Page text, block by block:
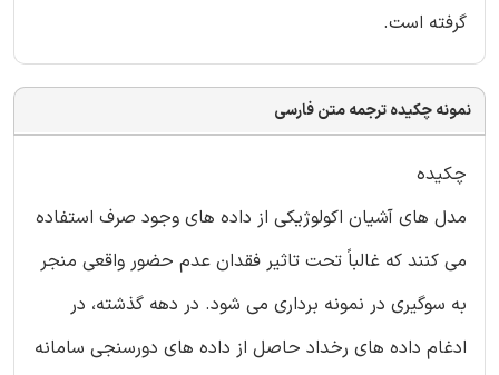
گرفته است.
نمونه چکیده ترجمه متن فارسی
چکیده
مدل های آشیان اکولوژیکی از داده های وجود صرف استفاده
می کنند که غالباً تحت تاثیر فقدان عدم حضور واقعی منجر
به سوگیری در نمونه برداری می شود. در دهه گذشته، در
ادغام داده های رخداد حاصل از داده های دورسنجی سامانه